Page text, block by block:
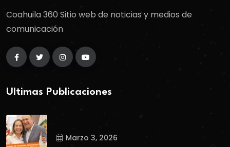
Coahuila 360 Sitio web de noticias y medios de
comunicación
Ultimas Publicaciones
Marzo 3, 2026